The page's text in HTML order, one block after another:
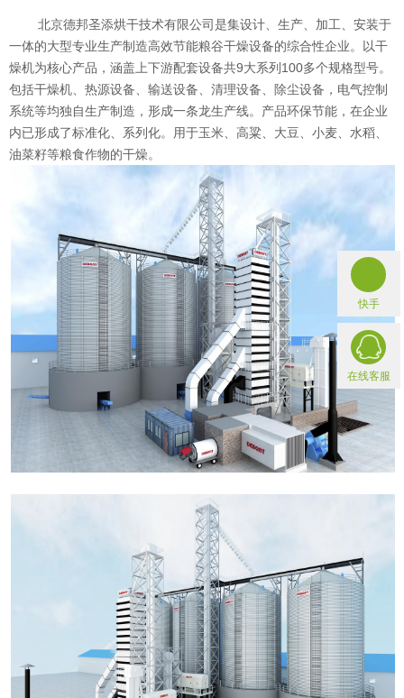
北京德邦圣添烘干技术有限公司是集设计、生产、加工、安装于
一体的大型专业生产制造高效节能粮谷干燥设备的综合性企业。以干
燥机为核心产品，涵盖上下游配套设备共9大系列100多个规格型号。
包括干燥机、热源设备、输送设备、清理设备、除尘设备，电气控制
系统等均独自生产制造，形成一条龙生产线。产品环保节能，在企业
内已形成了标准化、系列化。用于玉米、高粱、大豆、小麦、水稻、
油菜籽等粮食作物的干燥。
快手
在线客服